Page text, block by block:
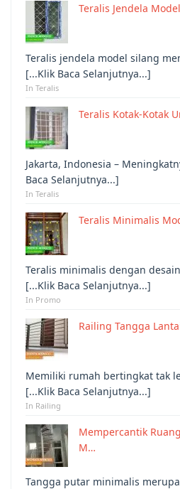
Teralis Jendela
Teralis jendela model silang
[...Klik Baca Selanjutnya...]
In Teralis
Teralis Kotak-Kotak
Jakarta, Indonesia –
Baca Selanjutnya...]
In Teralis
Teralis Minimalis
Teralis minimalis dengan
[...Klik Baca Selanjutnya...]
In Promo
Railing Tangga
Memiliki rumah bertingkat tak
[...Klik Baca Selanjutnya...]
In Railing
Mempercantik
M…
Tangga putar minimalis